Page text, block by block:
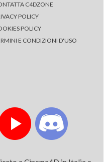
C4DZONE
POLICY
POLICY
E CONDIZIONI D'USO